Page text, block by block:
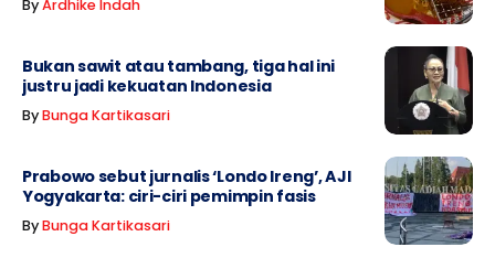
ByArdhike Indah
Bukan sawit atau tambang, tiga hal ini
justru jadi kekuatan Indonesia
ByBunga Kartikasari
Prabowo sebut jurnalis ‘Londo Ireng’, AJI
Yogyakarta: ciri-ciri pemimpin fasis
ByBunga Kartikasari